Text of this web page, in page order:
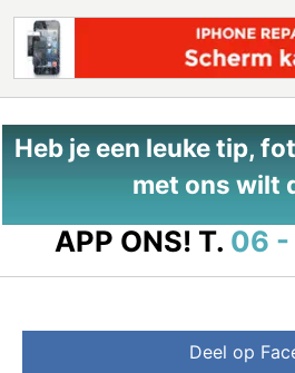
Heb je een leuke tip,
met ons wilt
APP ONS! T. 06 -
Deel op